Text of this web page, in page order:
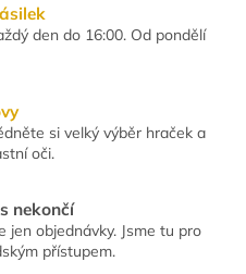
den do 16:00. Od pondělí
si velký výběr hraček a
oči.
nekončí
jen objednávky. Jsme tu pro
přístupem.